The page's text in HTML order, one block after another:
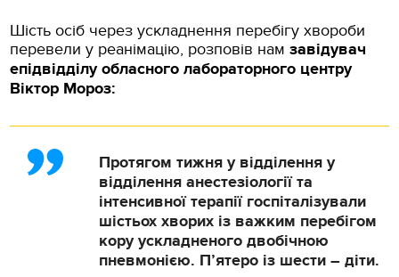
Шість осіб через ускладнення перебігу хвороби
перевели у реанімацію, розповів намзавідувач
епідвідділу обласного лабораторного центру
Віктор Мороз:
Протягом тижня у відділення у
відділення анестезіології та
інтенсивної терапії госпіталізували
шістьох хворих із важким перебігом
кору ускладненого двобічною
пневмонією. П’ятеро із шести – діти.